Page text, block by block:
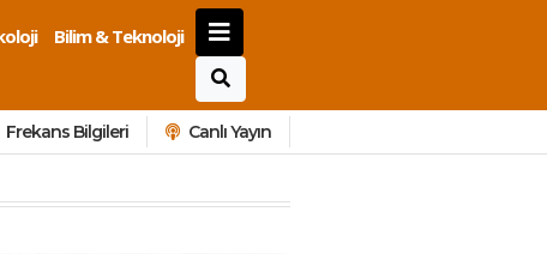
Bilim & Teknoloji
Frekans Bilgileri Canlı Yayın